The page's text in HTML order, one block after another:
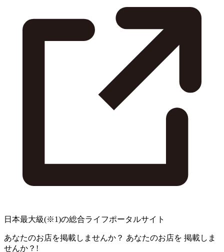
日本最大級(※1)の総合ライフポータルサイト
あなたのお店を掲載しませんか？ あなたのお店を 掲載しま
せんか？!